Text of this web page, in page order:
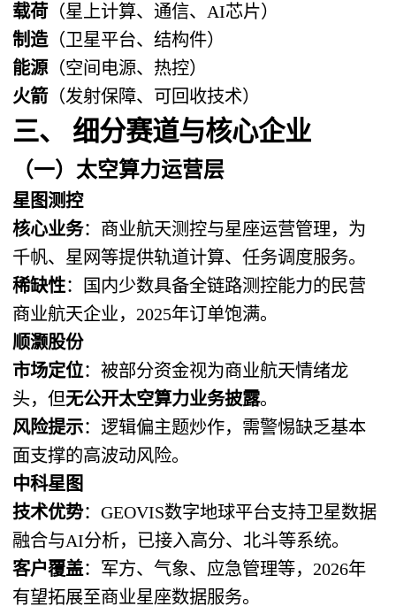
载荷（星上计算、通信、AI芯片）
制造（卫星平台、结构件）
能源（空间电源、热控）
火箭（发射保障、可回收技术）
三、 细分赛道与核心企业
（一）太空算力运营层
星图测控
核心业务：商业航天测控与星座运营管理，为
千帆、星网等提供轨道计算、任务调度服务。
稀缺性：国内少数具备全链路测控能力的民营
商业航天企业，2025年订单饱满。
顺灏股份
市场定位：被部分资金视为商业航天情绪龙
头，但无公开太空算力业务披露。
风险提示：逻辑偏主题炒作，需警惕缺乏基本
面支撑的高波动风险。
中科星图
技术优势：GEOVIS数字地球平台支持卫星数据
融合与AI分析，已接入高分、北斗等系统。
客户覆盖：军方、气象、应急管理等，2026年
有望拓展至商业星座数据服务。